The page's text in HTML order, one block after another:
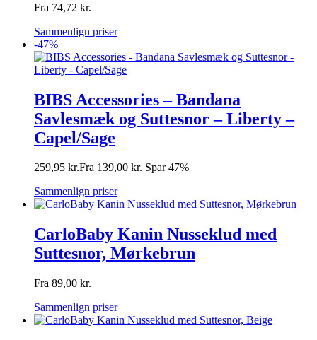
Fra 74,72 kr.
Sammenlign priser
-47%
BIBS Accessories – Bandana
Savlesmæk og Suttesnor – Liberty –
Capel/Sage
259,95kr.Fra 139,00 kr. Spar 47%
Sammenlign priser
CarloBaby Kanin Nusseklud med
Suttesnor, Mørkebrun
Fra 89,00 kr.
Sammenlign priser